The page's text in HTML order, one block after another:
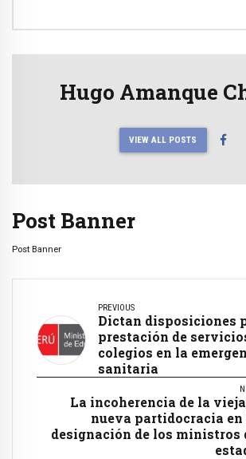
Hugo Amanque
VIEW ALL POSTS
Post Banner
Post Banner
PREVIOUS
Dictan disposiciones
prestación de
colegios en la
sanitaria
La incoherencia de la
nueva partidocracia en
designación de los ministros